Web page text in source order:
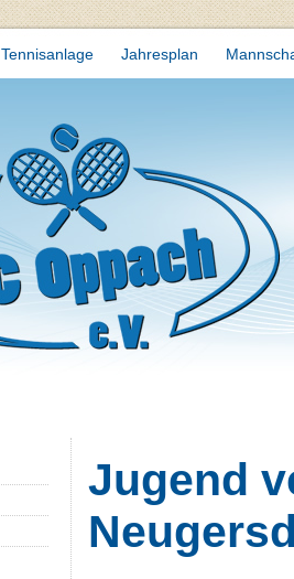
Tennisanlage Jahresplan
Jugend